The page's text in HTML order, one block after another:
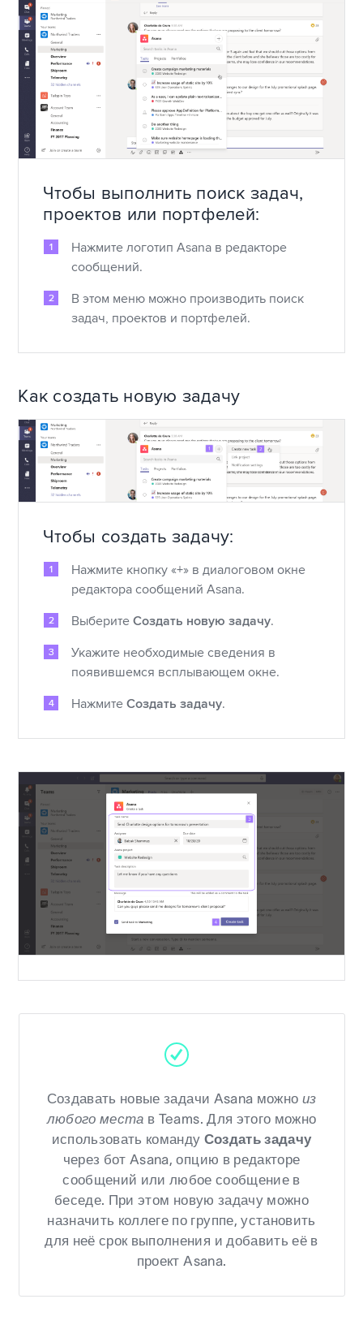
Чтобы выполнить поиск задач,
проектов или портфелей:
Нажмите логотип Asana в редакторе
сообщений.
В этом меню можно производить поиск
задач, проектов и портфелей.
Как создать новую задачу
Чтобы создать задачу:
Нажмите кнопку «+» в диалоговом окне
редактора сообщений Asana.
ВыберитеСоздать новую задачу.
Укажите необходимые сведения в
появившемся всплывающем окне.
НажмитеСоздать задачу.
Создавать новые задачи Asana можно из
любого места в Teams. Для этого можно
использовать команду Создать задачу
через бот Asana, опцию в редакторе
сообщений или любое сообщение в
беседе. При этом новую задачу можно
назначить коллеге по группе, установить
для неё срок выполнения и добавить её в
проект Asana.